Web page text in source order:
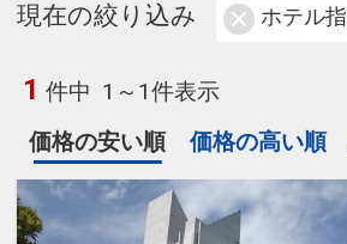
現在の絞り込み ホテル
1 件中 1～1件表示
価格の安い順
価格の高い順